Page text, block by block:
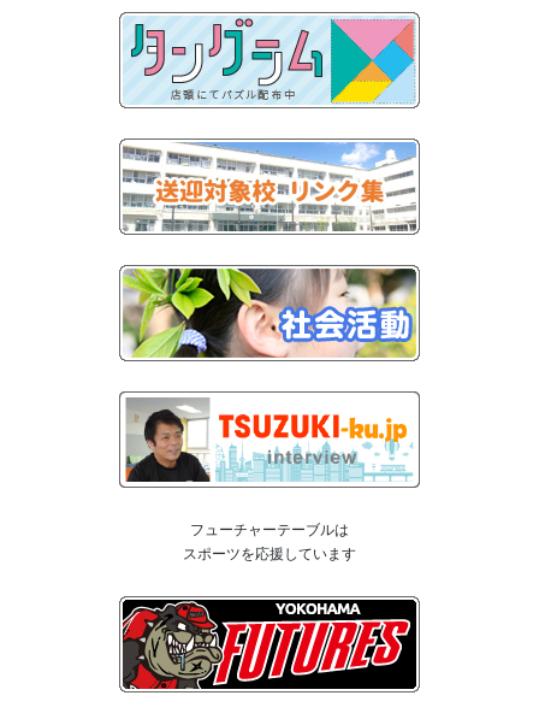
フューチャーテーブルは
スポーツを応援しています